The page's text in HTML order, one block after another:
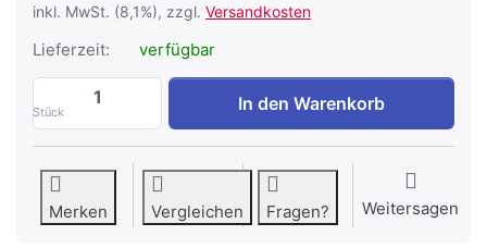
inkl. MwSt. (8,1%), zzgl. Versandkosten
Lieferzeit: verfügbar
Stück
VE.Bus USB-Interface MK3 zu CHF
In den Warenkorb
Merken Vergleichen Fragen? Weitersagen